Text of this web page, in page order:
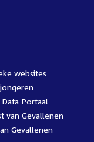
websites
Portaal
van Gevallenen
Gevallenen